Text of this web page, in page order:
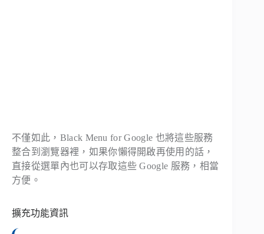
不僅如此，Black Menu for Google 也將這些服務
整合到瀏覽器裡，如果你懶得開啟再使用的話，
直接從選單內也可以存取這些 Google 服務，相當
方便。
擴充功能資訊